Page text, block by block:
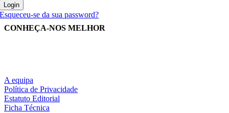
Esqueceu-se da sua password?
CONHEÇA-NOS MELHOR
A equipa
Política de Privacidade
Estatuto Editorial
Ficha Técnica